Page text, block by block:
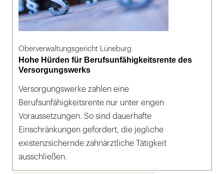
Oberverwaltungsgericht Lüneburg
Hohe Hürden für Berufsunfähigkeitsrente des
Versorgungswerks
Versorgungswerke zahlen eine
Berufsunfähigkeitsrente nur unter engen
Voraussetzungen. So sind dauerhafte
Einschränkungen gefordert, die jegliche
existenzsichernde zahnärztliche Tätigkeit
ausschließen.